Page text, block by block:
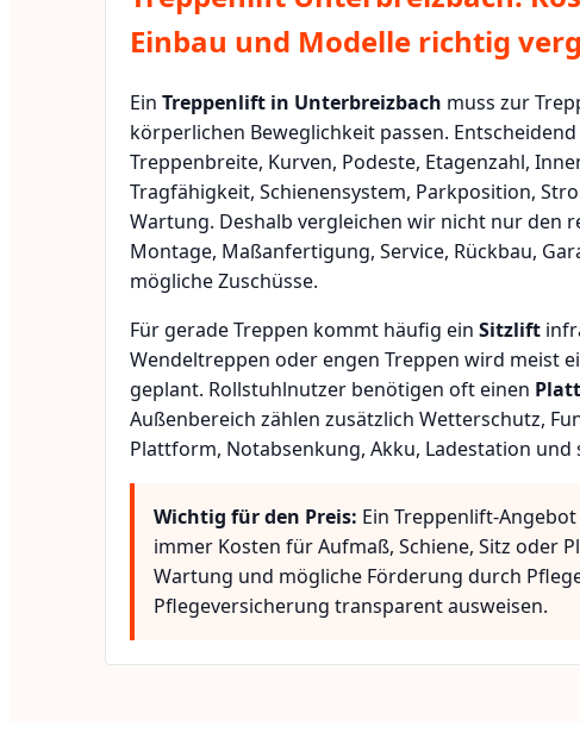
Einbau und Modelle richtig
Ein Treppenlift in Unterbreizbach muss zur
körperlichen Beweglichkeit passen.
Treppenbreite, Kurven, Podeste, Etagenzahl,
Tragfähigkeit, Schienensystem, Parkposition,
Wartung. Deshalb vergleichen wir nicht nur den
Montage, Maßanfertigung, Service, Rückbau,
mögliche Zuschüsse.
Für gerade Treppen kommt häufig ein Sitzlift
Wendeltreppen oder engen Treppen wird meist
geplant. Rollstuhlnutzer benötigen oft einen
Außenbereich zählen zusätzlich Wetterschutz,
Plattform, Notabsenkung, Akku, Ladestation und
Wichtig für den Preis: Ein Treppenlift-
immer Kosten für Aufmaß, Schiene, Sitz oder
Wartung und mögliche Förderung durch
Pflegeversicherung transparent ausweisen.